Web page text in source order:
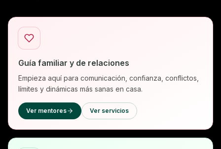
Guía familiar y de relaciones
Empieza aquí para comunicación, confianza, conflictos,
límites y dinámicas más sanas en casa.
Ver mentores Ver servicios